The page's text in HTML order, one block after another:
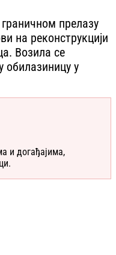
прелазу
на реконструкцији
Возила се
обилазиницу у
и догађајима,